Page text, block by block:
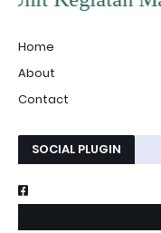
Home
About
Contact
SOCIAL PLUGIN